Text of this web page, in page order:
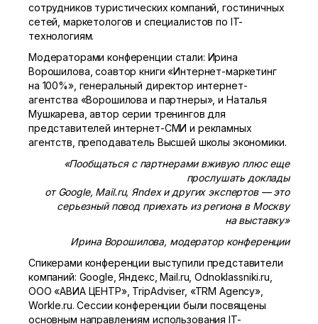
сотрудников туристических компаний, гостиничных
сетей, маркетологов и специалистов по IT-
технологиям.
Модераторами конференции стали: Ирина
Ворошилова, соавтор книги «Интернет-маркетинг
на 100%», генеральный директор интернет-
агентства «Ворошилова и партнеры», и Наталья
Мушкарева, автор серии тренингов для
представителей интернет-СМИ и рекламных
агентств, преподаватель Высшей школы экономики.
«Пообщаться с партнерами вживую плюс еще
прослушать доклады
от Google, Mail.ru, Яndex и других экспертов — это
серьезный повод приехать из региона в Москву
на выставку»
Ирина Ворошилова, модератор конференции
Спикерами конференции выступили представители
компаний: Google, Яндекс, Mail.ru, Odnoklassniki.ru,
ООО «АВИА ЦЕНТР», TripAdviser, «TRM Agency»,
Workle.ru. Сессии конференции были посвящены
основным направлениям использования IT-